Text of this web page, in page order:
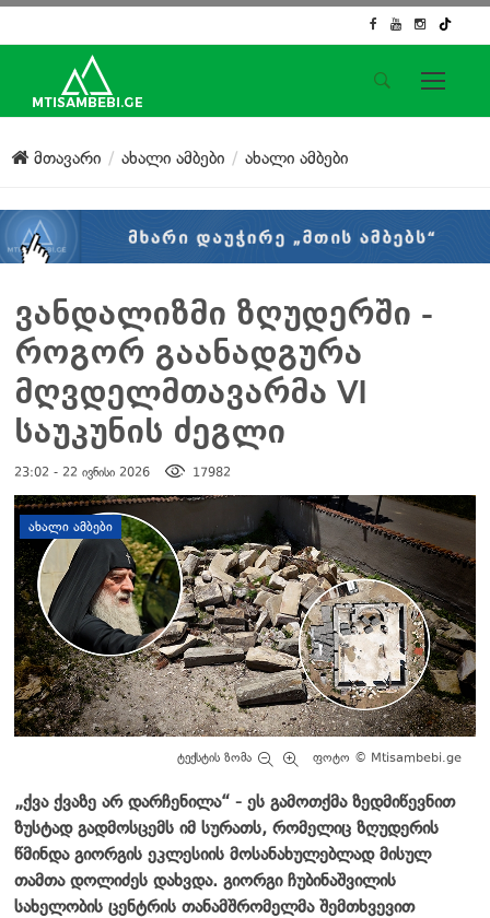
საიტის მენიუ
მთავარი
ქართული საქმე
კონტაქტი
სოციალური ქსელები
მთავარი ახალი ამბები ახალი ამბები
ვანდალიზმი ზღუდერში -
როგორ გაანადგურა
მღვდელმთავარმა VI
საუკუნის ძეგლი
23:02 - 22 ივნისი 2026 17982
დატოვე კომენტარი
ᲐᲮᲐᲚᲘ ᲐᲛᲑᲔᲑᲘ
ტექსტის ზომა ფოტო © Mtisambebi.ge
„ქვა ქვაზე არ დარჩენილა“ - ეს გამოთქმა ზედმიწევნით
ზუსტად გადმოსცემს იმ სურათს, რომელიც ზღუდერის
წმინდა გიორგის ეკლესიის მოსანახულებლად მისულ
თამთა დოლიძეს დახვდა. გიორგი ჩუბინაშვილის
სახელობის ცენტრის თანამშრომელმა შემთხვევით